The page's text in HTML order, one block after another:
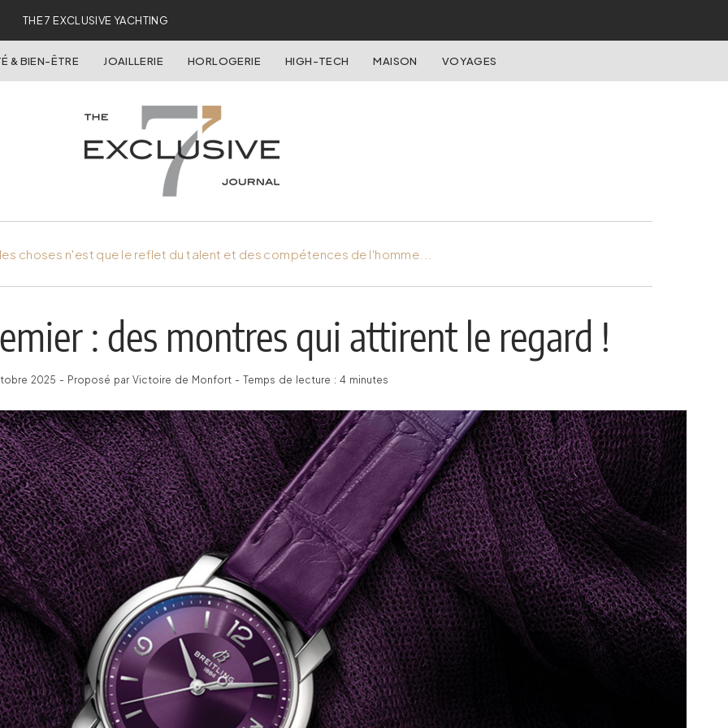
THE 7 EXCLUSIVE YACHTING
& BIEN-ÊTRE JOAILLERIE HORLOGERIE HIGH-TECH MAISON VOYAGES
choses n'est que le reflet du talent et des compétences de l'homme...
: des montres qui attirent le regard !
2025 - Proposé par Victoire de Monfort - Temps de lecture : 4 minutes